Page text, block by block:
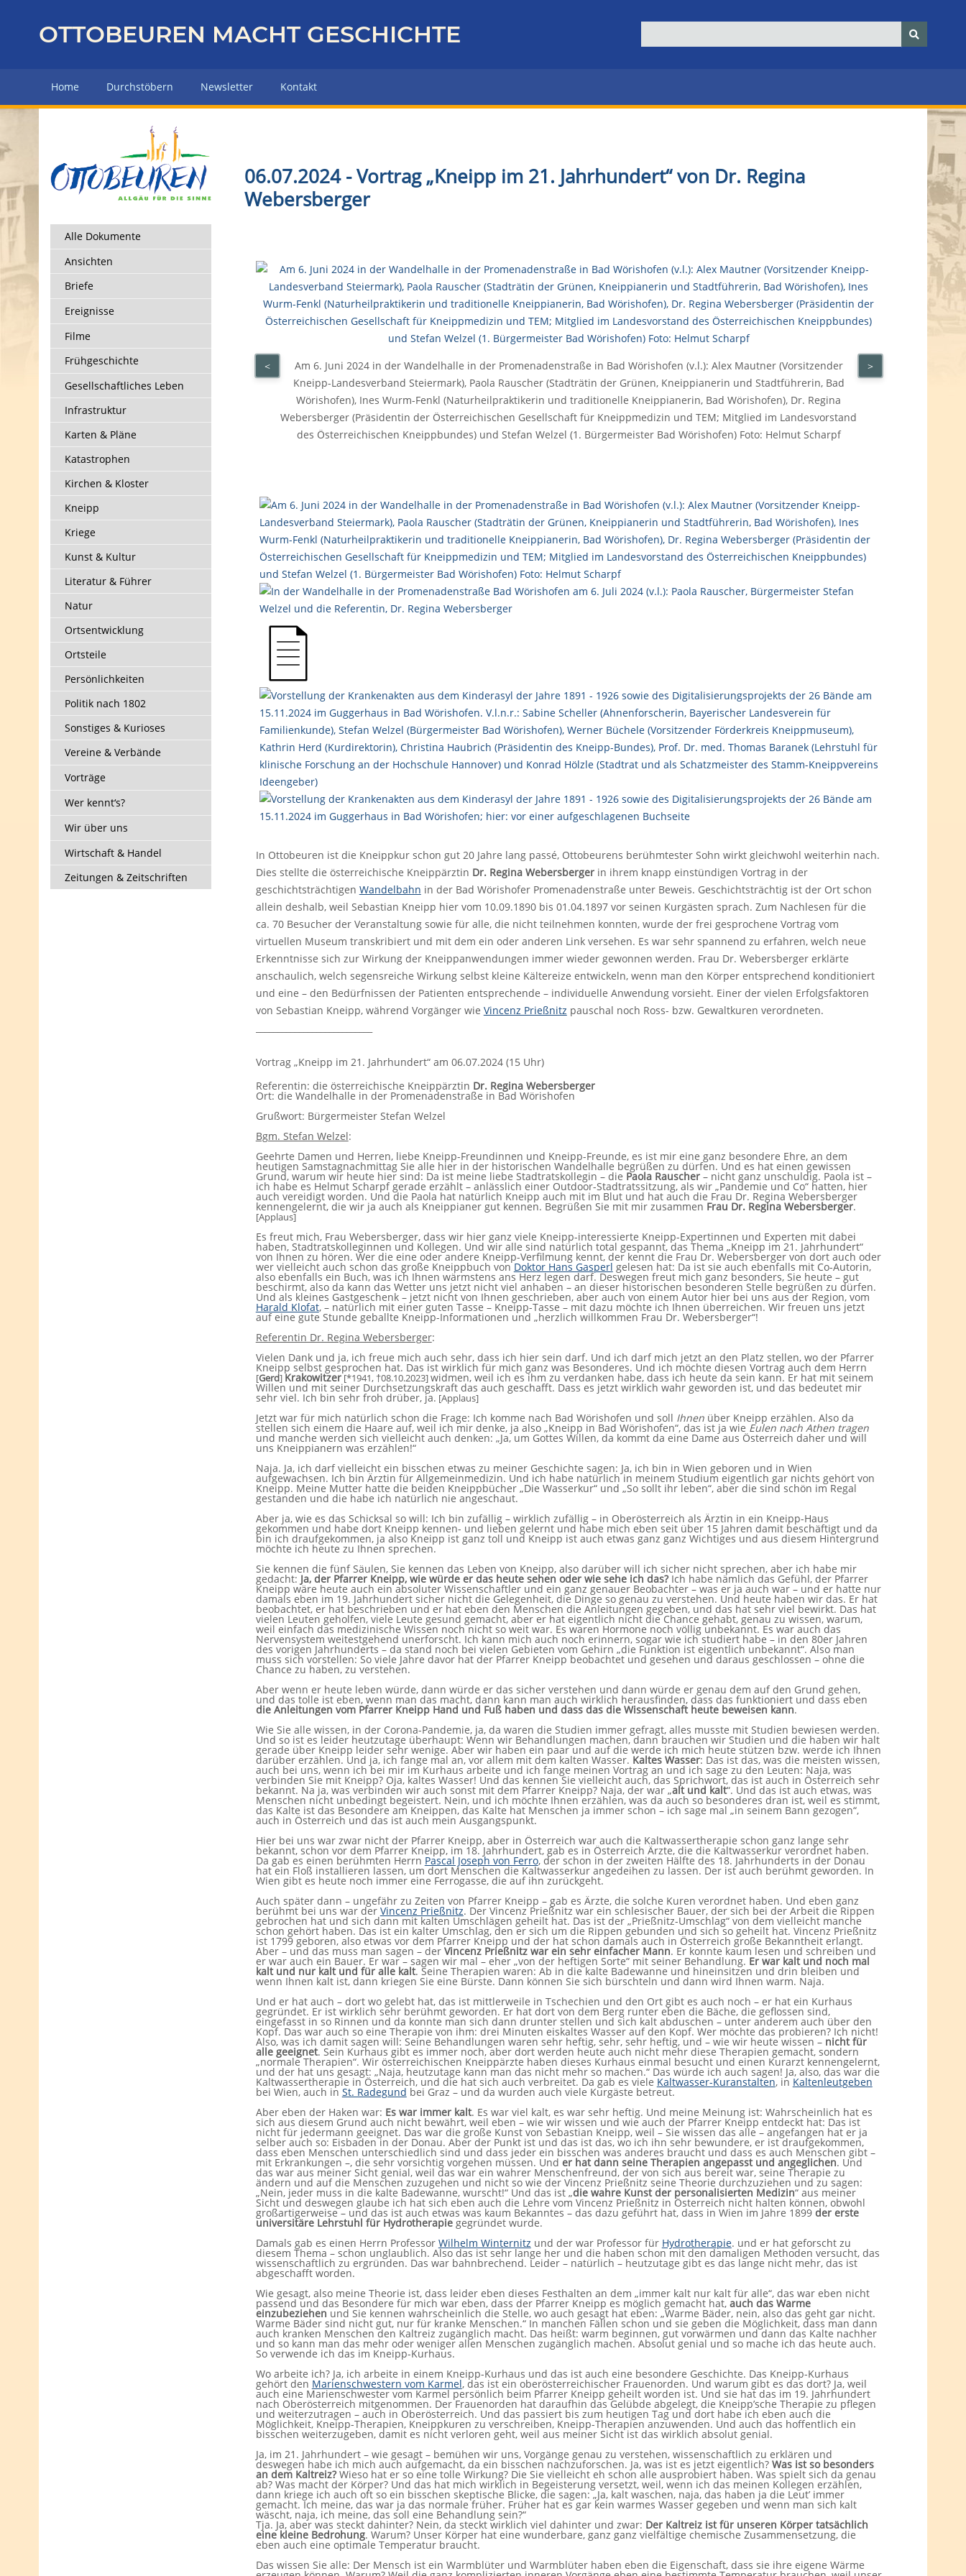
z
r
H
u
p
e
OTTOBEUREN MACHT GESCHICHTE
Home Durchstöbern Newsletter Kontakt
Alle Dokumente
Ansichten
Briefe
Ereignisse
Filme
Frühgeschichte
Gesellschaftliches Leben
Infrastruktur
Karten & Pläne
Katastrophen
Kirchen & Kloster
Kneipp
Kriege
Kunst & Kultur
Literatur & Führer
Natur
Ortsentwicklung
Ortsteile
Persönlichkeiten
Politik nach 1802
Sonstiges & Kurioses
Vereine & Verbände
Vorträge
Wer kennt‘s?
Wir über uns
Wirtschaft & Handel
Zeitungen & Zeitschriften
06.07.2024 - Vortrag „Kneipp im 21. Jahrhundert“ von Dr. Regina
Webersberger
Am 6. Juni 2024 in der Wandelhalle in der Promenadenstraße in Bad Wörishofen (v.l.): Alex Mautner (Vorsitzender
Kneipp-Landesverband Steiermark), Paola Rauscher (Stadträtin der Grünen, Kneippianerin und Stadtführerin, Bad
Wörishofen), Ines Wurm-Fenkl (Naturheilpraktikerin und traditionelle Kneippianerin, Bad Wörishofen), Dr. Regina
Webersberger (Präsidentin der Österreichischen Gesellschaft für Kneippmedizin und TEM; Mitglied im Landesvorstand
des Österreichischen Kneippbundes) und Stefan Welzel (1. Bürgermeister Bad Wörishofen) Foto: Helmut Scharpf
< >
In Ottobeuren ist die Kneippkur schon gut 20 Jahre lang passé, Ottobeurens berühmtester Sohn wirkt gleichwohl weiterhin nach.
Dies stellte die österreichische Kneippärztin Dr. Regina Webersbergerin ihrem knapp einstündigen Vortrag in der
geschichtsträchtigen Wandelbahn in der Bad Wörishofer Promenadenstraße unter Beweis. Geschichtsträchtig ist der Ort schon
allein deshalb, weil Sebastian Kneipp hier vom 10.09.1890 bis 01.04.1897 vor seinen Kurgästen sprach. Zum Nachlesen für die
ca. 70 Besucher der Veranstaltung sowie für alle, die nicht teilnehmen konnten, wurde der frei gesprochene Vortrag vom
virtuellen Museum transkribiert und mit dem ein oder anderen Link versehen. Es war sehr spannend zu erfahren, welch neue
Erkenntnisse sich zur Wirkung der Kneippanwendungen immer wieder gewonnen werden. Frau Dr. Webersberger erklärte
anschaulich, welch segensreiche Wirkung selbst kleine Kältereize entwickeln, wenn man den Körper entsprechend konditioniert
und eine – den Bedürfnissen der Patienten entsprechende – individuelle Anwendung vorsieht. Einer der vielen Erfolgsfaktoren
von Sebastian Kneipp, während Vorgänger wie Vincenz Prießnitz pauschal noch Ross- bzw. Gewaltkuren verordneten.
Vortrag „Kneipp im 21. Jahrhundert“ am 06.07.2024 (15 Uhr)
Referentin: die österreichische Kneippärztin Dr. Regina Webersberger
Ort: die Wandelhalle in der Promenadenstraße in Bad Wörishofen
Grußwort: Bürgermeister Stefan Welzel
Bgm. Stefan Welzel:
Geehrte Damen und Herren, liebe Kneipp-Freundinnen und Kneipp-Freunde, es ist mir eine ganz besondere Ehre, an dem
heutigen Samstagnachmittag Sie alle hier in der historischen Wandelhalle begrüßen zu dürfen. Und es hat einen gewissen
Grund, warum wir heute hier sind: Da ist meine liebe Stadtratskollegin – die Paola Rauscher– nicht ganz unschuldig. Paola ist –
ich habe es Helmut Scharpf gerade erzählt – anlässlich einer Outdoor-Stadtratssitzung, als wir „Pandemie und Co“ hatten, hier
auch vereidigt worden. Und die Paola hat natürlich Kneipp auch mit im Blut und hat auch die Frau Dr. Regina Webersberger
kennengelernt, die wir ja auch als Kneippianer gut kennen. Begrüßen Sie mit mir zusammen Frau Dr. Regina Webersberger.
[Applaus]
Es freut mich, Frau Webersberger, dass wir hier ganz viele Kneipp-interessierte Kneipp-Expertinnen und Experten mit dabei
haben, Stadtratskolleginnen und Kollegen. Und wir alle sind natürlich total gespannt, das Thema „Kneipp im 21. Jahrhundert“
von Ihnen zu hören. Wer die eine oder andere Kneipp-Verfilmung kennt, der kennt die Frau Dr. Webersberger von dort auch oder
wer vielleicht auch schon das große Kneippbuch vonDoktor Hans Gasperl gelesen hat: Da ist sie auch ebenfalls mit Co-Autorin,
also ebenfalls ein Buch, was ich Ihnen wärmstens ans Herz legen darf. Deswegen freut mich ganz besonders, Sie heute – gut
beschirmt, also da kann das Wetter uns jetzt nicht viel anhaben – an dieser historischen besonderen Stelle begrüßen zu dürfen.
Und als kleines Gastgeschenk – jetzt nicht von Ihnen geschrieben, aber auch von einem Autor hier bei uns aus der Region, vom
Harald Klofat, – natürlich mit einer guten Tasse – Kneipp-Tasse – mit dazu möchte ich Ihnen überreichen. Wir freuen uns jetzt
auf eine gute Stunde geballte Kneipp-Informationen und „herzlich willkommen Frau Dr. Webersberger“!
Referentin Dr. Regina Webersberger:
Vielen Dank und ja, ich freue mich auch sehr, dass ich hier sein darf. Und ich darf mich jetzt an den Platz stellen, wo der Pfarrer
Kneipp selbst gesprochen hat. Das ist wirklich für mich ganz was Besonderes. Und ich möchte diesen Vortrag auch dem Herrn
[Gerd]Krakowitzer[*1941, †08.10.2023]widmen, weil ich es ihm zu verdanken habe, dass ich heute da sein kann. Er hat mit seinem
Willen und mit seiner Durchsetzungskraft das auch geschafft. Dass es jetzt wirklich wahr geworden ist, und das bedeutet mir
sehr viel. Ich bin sehr froh drüber, ja. [Applaus]
Jetzt war für mich natürlich schon die Frage: Ich komme nach Bad Wörishofen und soll Ihnenüber Kneipp erzählen. Also da
stellen sich einem die Haare auf, weil ich mir denke, ja also „Kneipp in Bad Wörishofen“, das ist ja wie Eulen nach Athen tragen
und manche werden sich vielleicht auch denken: „Ja, um Gottes Willen, da kommt da eine Dame aus Österreich daher und will
uns Kneippianern was erzählen!“
Naja. Ja, ich darf vielleicht ein bisschen etwas zu meiner Geschichte sagen: Ja, ich bin in Wien geboren und in Wien
aufgewachsen. Ich bin Ärztin für Allgemeinmedizin. Und ich habe natürlich in meinem Studium eigentlich gar nichts gehört von
Kneipp. Meine Mutter hatte die beiden Kneippbücher „Die Wasserkur“ und „So sollt ihr leben“, aber die sind schön im Regal
gestanden und die habe ich natürlich nie angeschaut.
Aber ja, wie es das Schicksal so will: Ich bin zufällig – wirklich zufällig – in Oberösterreich als Ärztin in ein Kneipp-Haus
gekommen und habe dort Kneipp kennen- und lieben gelernt und habe mich eben seit über 15 Jahren damit beschäftigt und da
bin ich draufgekommen, ja also Kneipp ist ganz toll und Kneipp ist auch etwas ganz ganz Wichtiges und aus diesem Hintergrund
möchte ich heute zu Ihnen sprechen.
Sie kennen die fünf Säulen, Sie kennen das Leben von Kneipp, also darüber will ich sicher nicht sprechen, aber ich habe mir
gedacht: Ja, der Pfarrer Kneipp, wie würde er das heute sehen oder wie sehe ich das?Ich habe nämlich das Gefühl, der Pfarrer
Kneipp wäre heute auch ein absoluter Wissenschaftler und ein ganz genauer Beobachter – was er ja auch war – und er hatte nur
damals eben im 19. Jahrhundert sicher nicht die Gelegenheit, die Dinge so genau zu verstehen. Und heute haben wir das. Er hat
beobachtet, er hat beschrieben und er hat eben den Menschen die Anleitungen gegeben, und das hat sehr viel bewirkt. Das hat
vielen Leuten geholfen, viele Leute gesund gemacht, aber er hat eigentlich nicht die Chance gehabt, genau zu wissen, warum,
weil einfach das medizinische Wissen noch nicht so weit war. Es waren Hormone noch völlig unbekannt. Es war auch das
Nervensystem weitestgehend unerforscht. Ich kann mich auch noch erinnern, sogar wie ich studiert habe – in den 80er Jahren
des vorigen Jahrhunderts – da stand noch bei vielen Gebieten vom Gehirn „die Funktion ist eigentlich unbekannt“. Also man
muss sich vorstellen: So viele Jahre davor hat der Pfarrer Kneipp beobachtet und gesehen und daraus geschlossen – ohne die
Chance zu haben, zu verstehen.
Aber wenn er heute leben würde, dann würde er das sicher verstehen und dann würde er genau dem auf den Grund gehen,
und das tolle ist eben, wenn man das macht, dann kann man auch wirklich herausfinden, dass das funktioniert und dass eben
die Anleitungen vom Pfarrer Kneipp Hand und Fuß haben und dass das die Wissenschaft heute beweisen kann.
Wie Sie alle wissen, in der Corona-Pandemie, ja, da waren die Studien immer gefragt, alles musste mit Studien bewiesen werden.
Und so ist es leider heutzutage überhaupt: Wenn wir Behandlungen machen, dann brauchen wir Studien und die haben wir halt
gerade über Kneipp leider sehr wenige. Aber wir haben ein paar und auf die werde ich mich heute stützen bzw. werde ich Ihnen
darüber erzählen. Und ja, ich fange mal an, vor allem mit dem kalten Wasser. Kaltes Wasser: Das ist das, was die meisten wissen,
auch bei uns, wenn ich bei mir im Kurhaus arbeite und ich fange meinen Vortrag an und ich sage zu den Leuten: Naja, was
verbinden Sie mit Kneipp? Oja, kaltes Wasser! Und das kennen Sie vielleicht auch, das Sprichwort, das ist auch in Österreich sehr
bekannt. Na ja, was verbinden wir auch sonst mit dem Pfarrer Kneipp? Naja, der war „alt und kalt“. Und das ist auch etwas, was
Menschen nicht unbedingt begeistert. Nein, und ich möchte Ihnen erzählen, was da auch so besonderes dran ist, weil es stimmt,
das Kalte ist das Besondere am Kneippen, das Kalte hat Menschen ja immer schon – ich sage mal „in seinem Bann gezogen“,
auch in Österreich und das ist auch mein Ausgangspunkt.
Hier bei uns war zwar nicht der Pfarrer Kneipp, aber in Österreich war auch die Kaltwassertherapie schon ganz lange sehr
bekannt, schon vor dem Pfarrer Kneipp, im 18. Jahrhundert, gab es in Österreich Ärzte, die die Kaltwasserkur verordnet haben.
Da gab es einen berühmten Herrn Pascal Joseph von Ferro, der schon in der zweiten Hälfte des 18. Jahrhunderts in der Donau
hat ein Floß installieren lassen, um dort Menschen die Kaltwasserkur angedeihen zu lassen. Der ist auch berühmt geworden. In
Wien gibt es heute noch immer eine Ferrogasse, die auf ihn zurückgeht.
Auch später dann – ungefähr zu Zeiten von Pfarrer Kneipp – gab es Ärzte, die solche Kuren verordnet haben. Und eben ganz
berühmt bei uns war der Vincenz Prießnitz. Der Vincenz Prießnitz war ein schlesischer Bauer, der sich bei der Arbeit die Rippen
gebrochen hat und sich dann mit kalten Umschlägen geheilt hat. Das ist der „Prießnitz-Umschlag“ von dem vielleicht manche
schon gehört haben. Das ist ein kalter Umschlag, den er sich um die Rippen gebunden und sich so geheilt hat. Vincenz Prießnitz
ist 1799 geboren, also etwas vor dem Pfarrer Kneipp und der hat schon damals auch in Österreich große Bekanntheit erlangt.
Aber – und das muss man sagen – der Vincenz Prießnitz war ein sehr einfacher Mann. Er konnte kaum lesen und schreiben und
er war auch ein Bauer. Er war – sagen wir mal – eher „von der heftigen Sorte“ mit seiner Behandlung. Er war kalt und noch mal
kalt und nur kalt und für alle kalt. Seine Therapien waren: Ab in die kalte Badewanne und hineinsitzen und drin bleiben und
wenn Ihnen kalt ist, dann kriegen Sie eine Bürste. Dann können Sie sich bürschteln und dann wird Ihnen warm. Naja.
Und er hat auch – dort wo gelebt hat, das ist mittlerweile in Tschechien und den Ort gibt es auch noch – er hat ein Kurhaus
gegründet. Er ist wirklich sehr berühmt geworden. Er hat dort von dem Berg runter eben die Bäche, die geflossen sind,
eingefasst in so Rinnen und da konnte man sich dann drunter stellen und sich kalt abduschen – unter anderem auch über den
Kopf. Das war auch so eine Therapie von ihm: drei Minuten eiskaltes Wasser auf den Kopf. Wer möchte das probieren? Ich nicht!
Also, was ich damit sagen will: Seine Behandlungen waren sehr heftig, sehr, sehr heftig, und – wie wir heute wissen – nicht für
alle geeignet. Sein Kurhaus gibt es immer noch, aber dort werden heute auch nicht mehr diese Therapien gemacht, sondern
„normale Therapien“. Wir österreichischen Kneippärzte haben dieses Kurhaus einmal besucht und einen Kurarzt kennengelernt,
und der hat uns gesagt: „Naja, heutzutage kann man das nicht mehr so machen.“ Das würde ich auch sagen! Ja, also, das war die
Kaltwassertherapie in Österreich, und die hat sich auch verbreitet. Da gab es viele Kaltwasser-Kuranstalten, in Kaltenleutgeben
bei Wien, auch in St. Radegund bei Graz – und da wurden auch viele Kurgäste betreut.
Aber eben der Haken war: Es war immer kalt. Es war viel kalt, es war sehr heftig. Und meine Meinung ist: Wahrscheinlich hat es
sich aus diesem Grund auch nicht bewährt, weil eben – wie wir wissen und wie auch der Pfarrer Kneipp entdeckt hat: Das ist
nicht für jedermann geeignet. Das war die große Kunst von Sebastian Kneipp, weil – Sie wissen das alle – angefangen hat er ja
selber auch so: Eisbaden in der Donau. Aber der Punkt ist und das ist das, wo ich ihn sehr bewundere, er ist draufgekommen,
dass eben Menschen unterschiedlich sind und dass jeder ein bisschen was anderes braucht und dass es auch Menschen gibt –
mit Erkrankungen –, die sehr vorsichtig vorgehen müssen. Und er hat dann seine Therapien angepasst und angeglichen. Und
das war aus meiner Sicht genial, weil das war ein wahrer Menschenfreund, der von sich aus bereit war, seine Therapie zu
ändern und auf die Menschen zuzugehen und nicht so wie der Vincenz Prießnitz seine Theorie durchzuziehen und zu sagen:
„Nein, jeder muss in die kalte Badewanne, wurscht!“ Und das ist „die wahre Kunst der personalisierten Medizin“ aus meiner
Sicht und deswegen glaube ich hat sich eben auch die Lehre vom Vincenz Prießnitz in Österreich nicht halten können, obwohl
großartigerweise – und das ist auch etwas was kaum Bekanntes – das dazu geführt hat, dass in Wien im Jahre 1899 der erste
universitäre Lehrstuhl für Hydrotherapiegegründet wurde.
Damals gab es einen Herrn Professor Wilhelm Winternitz und der war Professor für Hydrotherapie. und er hat geforscht zu
diesem Thema – schon unglaublich. Also das ist sehr lange her und die haben schon mit den damaligen Methoden versucht, das
wissenschaftlich zu ergründen. Das war bahnbrechend. Leider – natürlich – heutzutage gibt es das lange nicht mehr, das ist
abgeschafft worden.
Wie gesagt, also meine Theorie ist, dass leider eben dieses Festhalten an dem „immer kalt nur kalt für alle“, das war eben nicht
passend und das Besondere für mich war eben, dass der Pfarrer Kneipp es möglich gemacht hat, auch das Warme
einzubeziehen und Sie kennen wahrscheinlich die Stelle, wo auch gesagt hat eben: „Warme Bäder, nein, also das geht gar nicht.
Warme Bäder sind nicht gut, nur für kranke Menschen.“ In manchen Fällen schon und sie geben die Möglichkeit, dass man dann
auch kranken Menschen den Kaltreiz zugänglich macht. Das heißt: warm beginnen, gut vorwärmen und dann das Kalte nachher
und so kann man das mehr oder weniger allen Menschen zugänglich machen. Absolut genial und so mache ich das heute auch.
So verwende ich das im Kneipp-Kurhaus.
Wo arbeite ich? Ja, ich arbeite in einem Kneipp-Kurhaus und das ist auch eine besondere Geschichte. Das Kneipp-Kurhaus
gehört den Marienschwestern vom Karmel, das ist ein oberösterreichischer Frauenorden. Und warum gibt es das dort? Ja, weil
auch eine Marienschwester vom Karmel persönlich beim Pfarrer Kneipp geheilt worden ist. Und sie hat das im 19. Jahrhundert
nach Oberösterreich mitgenommen. Der Frauenorden hat daraufhin das Gelübde abgelegt, die Kneipp’sche Therapie zu pflegen
und weiterzutragen – auch in Oberösterreich. Und das passiert bis zum heutigen Tag und dort habe ich eben auch die
Möglichkeit, Kneipp-Therapien, Kneippkuren zu verschreiben, Kneipp-Therapien anzuwenden. Und auch das hoffentlich ein
bisschen weiterzugeben, damit es nicht verloren geht, weil aus meiner Sicht ist das wirklich absolut genial.
Ja, im 21. Jahrhundert – wie gesagt – bemühen wir uns, Vorgänge genau zu verstehen, wissenschaftlich zu erklären und
deswegen habe ich mich auch aufgemacht, da ein bisschen nachzuforschen. Ja, was ist es jetzt eigentlich? Was ist so besonders
an dem Kaltreiz?Wieso hat er so eine tolle Wirkung? Die Sie vielleicht eh schon alle ausprobiert haben. Was spielt sich da genau
ab? Was macht der Körper? Und das hat mich wirklich in Begeisterung versetzt, weil, wenn ich das meinen Kollegen erzählen,
dann kriege ich auch oft so ein bisschen skeptische Blicke, die sagen: „Ja, kalt waschen, naja, das haben ja die Leut’ immer
gemacht. Ich meine, das war ja das normale früher. Früher hat es gar kein warmes Wasser gegeben und wenn man sich kalt
wäscht, naja, ich meine, das soll eine Behandlung sein?“
Tja. Ja, aber was steckt dahinter? Nein, da steckt wirklich viel dahinter und zwar: Der Kaltreiz ist für unseren Körper tatsächlich
eine kleine Bedrohung. Warum? Unser Körper hat eine wunderbare, ganz ganz vielfältige chemische Zusammensetzung, die
eben auch eine optimale Temperatur braucht.
Das wissen Sie alle: Der Mensch ist ein Warmblüter und Warmblüter haben eben die Eigenschaft, dass sie ihre eigene Wärme